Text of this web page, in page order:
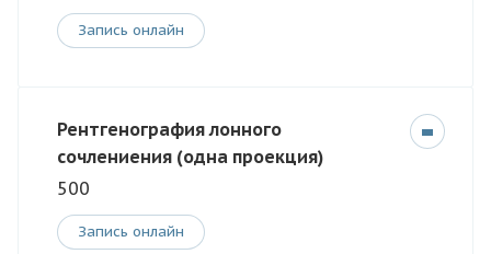
Запись онлайн
Рентгенография лонного
сочлениения (одна проекция)
500
Запись онлайн